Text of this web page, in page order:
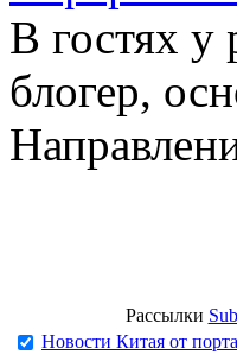
В гостях
блогер,
Рассылки
Новости Китая от